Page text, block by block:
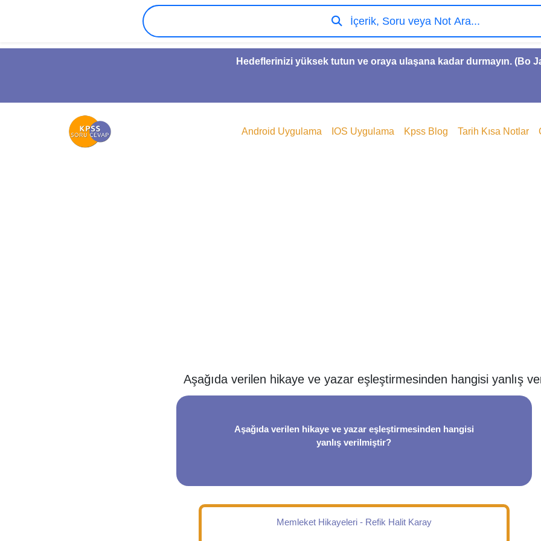
Hedeflerinizi yüksek tutun ve oraya ulaşana kadar durmayın. (Bo
İçerik, Soru veya Not Ara...
Android Uygulama IOS Uygulama Kpss Blog Tarih Kısa Notlar
Aşağıda verilen hikaye ve yazar eşleştirmesinden hangisi yanlış
Aşağıda verilen hikaye ve yazar eşleştirmesinden hangisi
yanlış verilmiştir?
Memleket Hikayeleri - Refik Halit Karay